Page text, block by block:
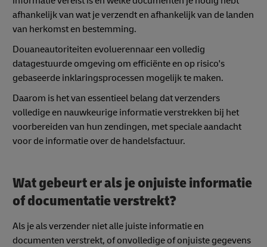
afhankelijk van wat je verzendt en afhankelijk van de landen
van herkomst en bestemming.
Douaneautoriteiten evoluerennaar een volledig
datagestuurde omgeving om efficiënte en op risico's
gebaseerde inklaringsprocessen mogelijk te maken.
Daarom is het van essentieel belang dat verzenders
volledige en nauwkeurige informatie verstrekken bij het
voorbereiden van hun zendingen, met speciale aandacht
voor de informatie over de handelsfactuur.
Wat gebeurt er als je onjuiste informatie
of documentatie verstrekt?
Als je als verzender niet alle juiste informatie en
documenten verstrekt, of onvolledige of onjuiste gegevens